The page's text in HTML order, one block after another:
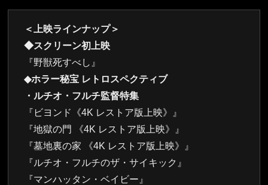
＜上映ラインナップ＞
◆スクリーン初上映
『野獣死すべし』
◆ホラー秘宝 レトロスペクティブ
・ルチオ・フルチ監督特集
『ビヨンド《4K レストア版上映》』
『地獄の門 《4K レストア版上映》』
『墓地裏の家 《4K レストア版上映》』
『ルチオ・フルチのザ・サイキック』
『マンハッタン・ベイビー』